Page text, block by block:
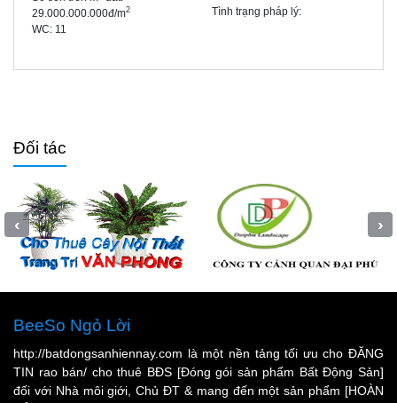
BeeSo Ngỏ Lời
http://batdongsanhiennay.com là một nền tảng tối ưu cho ĐĂNG
TIN rao bán/ cho thuê BĐS [Đóng gói sản phẩm Bất Động Sản]
đối với Nhà môi giới, Chủ ĐT & mang đến một sản phẩm [HOÀN
29.000.000.000đ/m2
WC: 11
Tình trạng pháp lý:
Đối tác
‹ ›